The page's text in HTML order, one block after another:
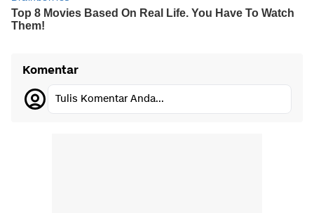
Komentar
Tulis Komentar Anda...